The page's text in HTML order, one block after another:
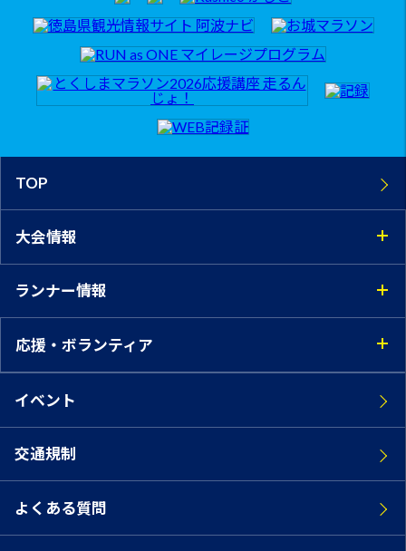
TOP
大会情報
ランナー情報
応援・ボランティア
イベント
交通規制
よくある質問